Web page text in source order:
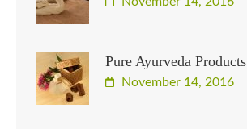
Pure Ayurveda Products
November 14, 2016